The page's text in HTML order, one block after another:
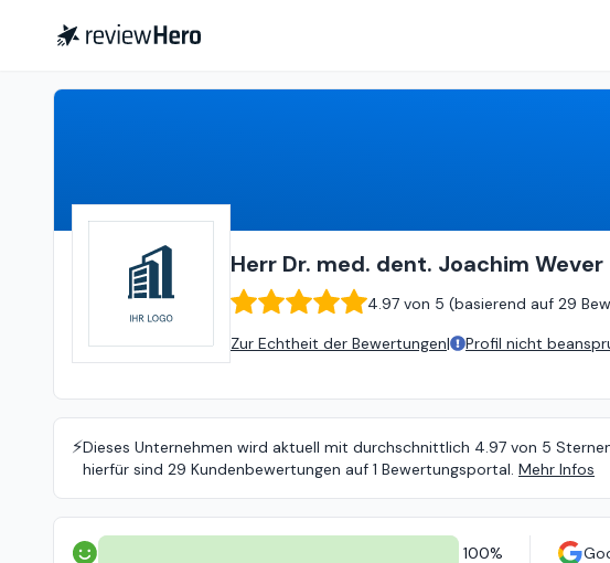
Herr Dr. med. dent. Joachim Wever
4.97 von 5 (basierend auf 29
Zur Echtheit der Bewertungen| Profil nicht
⚡️Dieses Unternehmen wird aktuell mit durchschnittlich 4.97 von 5
hierfür sind 29 Kundenbewertungen auf 1 Bewertungsportal. Mehr Infos
100%